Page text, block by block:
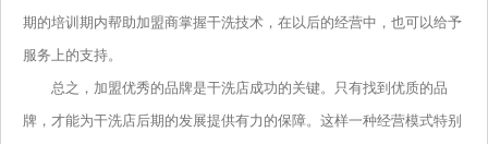
期的培训期内帮助加盟商掌握干洗技术，在以后的经营中，也可以给予
服务上的支持。
总之，加盟优秀的品牌是干洗店成功的关键。只有找到优质的品
牌，才能为干洗店后期的发展提供有力的保障。这样一种经营模式特别